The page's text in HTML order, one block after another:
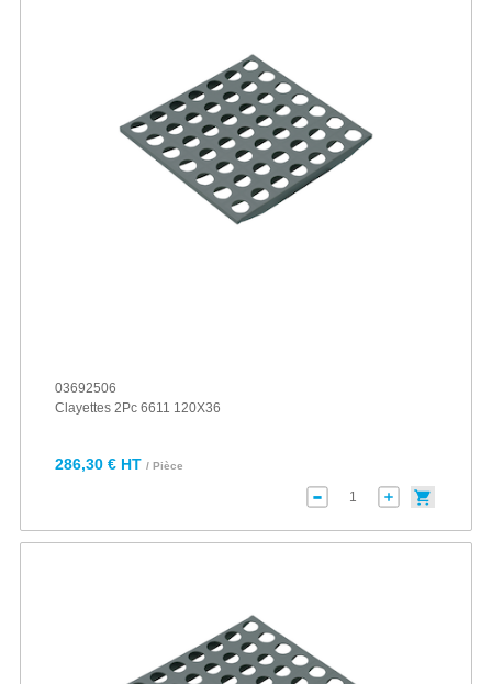
03692506
Clayettes 2Pc 6611 120X36
286,30 € HT / Pièce